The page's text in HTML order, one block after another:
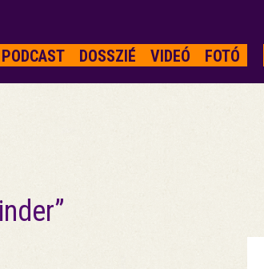
PODCAST DOSSZIÉ VIDEÓ FOTÓ